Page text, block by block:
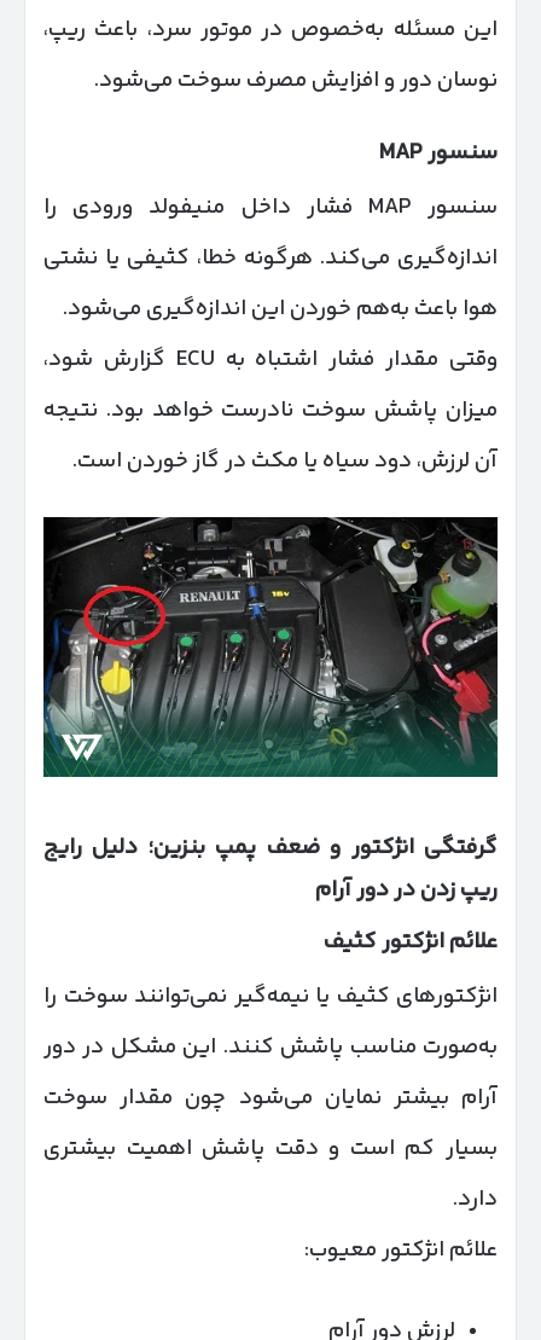
این مسئله به‌خصوص در موتور سرد، باعث ریپ،
نوسان دور و افزایش مصرف سوخت می‌شود.
سنسور
سنسور MAP فشار داخل منیفولد ورودی را
اندازه‌گیری می‌کند. هرگونه خطا، کثیفی یا نشتی
هوا باعث به‌هم خوردن این اندازه‌گیری می‌شود.
وقتی مقدار فشار اشتباه به ECU گزارش شود،
میزان پاشش سوخت نادرست خواهد بود. نتیجه
آن لرزش، دود سیاه یا مکث در گاز خوردن است.
گرفتگی انژکتور و ضعف پمپ بنزین؛ دلیل رایج
ریپ زدن در دور آرام
علائم انژکتور کثیف
انژکتورهای کثیف یا نیمه‌گیر نمی‌توانند سوخت را
به‌صورت مناسب پاشش کنند. این مشکل در دور
آرام بیشتر نمایان می‌شود چون مقدار سوخت
بسیار کم است و دقت پاشش اهمیت بیشتری
دارد.
علائم انژکتور معیوب:
لرزش دور آرام